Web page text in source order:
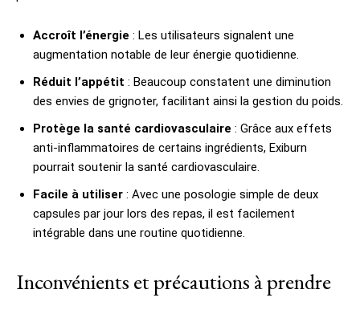
Accroît l’énergie : Les utilisateurs signalent une
augmentation notable de leur énergie quotidienne.
Réduit l’appétit : Beaucoup constatent une diminution
des envies de grignoter, facilitant ainsi la gestion du poids.
Protège la santé cardiovasculaire : Grâce aux effets
anti-inflammatoires de certains ingrédients, Exiburn
pourrait soutenir la santé cardiovasculaire.
Facile à utiliser : Avec une posologie simple de deux
capsules par jour lors des repas, il est facilement
intégrable dans une routine quotidienne.
Inconvénients et précautions à prendre